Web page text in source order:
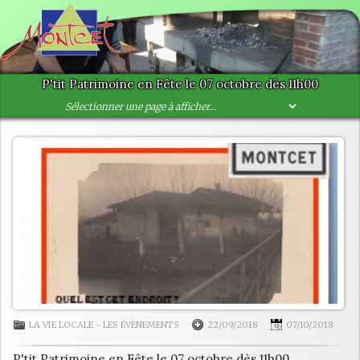
P'tit Patrimoine en Fête le 07 octobre dès 11h00
LA VIE LOCALE - LES ÉVÈNEMENTS 22/09/2018 07/10/2018